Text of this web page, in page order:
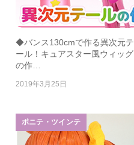
◆バンス130cmで作る異次元テ
ール！キュアスター風ウィッグ
の作…
2019年3月25日
ポニテ・ツインテ